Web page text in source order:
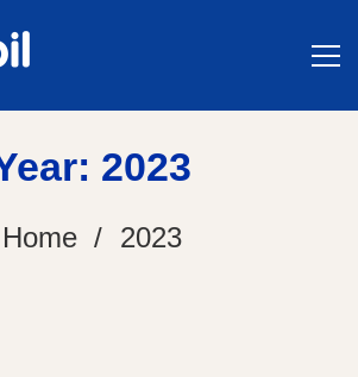
2023
Home 2023